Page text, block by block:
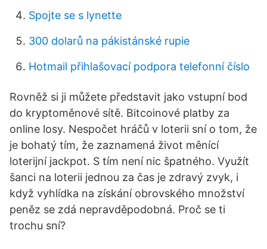
Spojte se s lynette
300 dolarů na pákistánské rupie
Hotmail přihlašovací podpora telefonní číslo
Rovněž si ji můžete představit jako vstupní bod
do kryptoměnové sítě. Bitcoinové platby za
online losy. Nespočet hráčů v loterii sní o tom, že
je bohatý tím, že zaznamená život měnící
loterijní jackpot. S tím není nic špatného. Využít
šanci na loterii jednou za čas je zdravý zvyk, i
když vyhlídka na získání obrovského množství
peněz se zdá nepravděpodobná. Proč se ti
trochu sní?